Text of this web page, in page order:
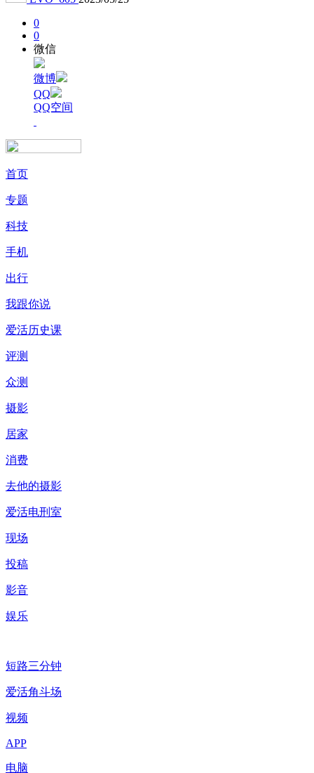
0
0
微信
微博
QQ
QQ空间
首页
专题
科技
手机
出行
我跟你说
爱活历史课
评测
众测
摄影
居家
消费
去他的摄影
爱活电刑室
现场
投稿
影音
娱乐
短路三分钟
爱活角斗场
视频
APP
电脑